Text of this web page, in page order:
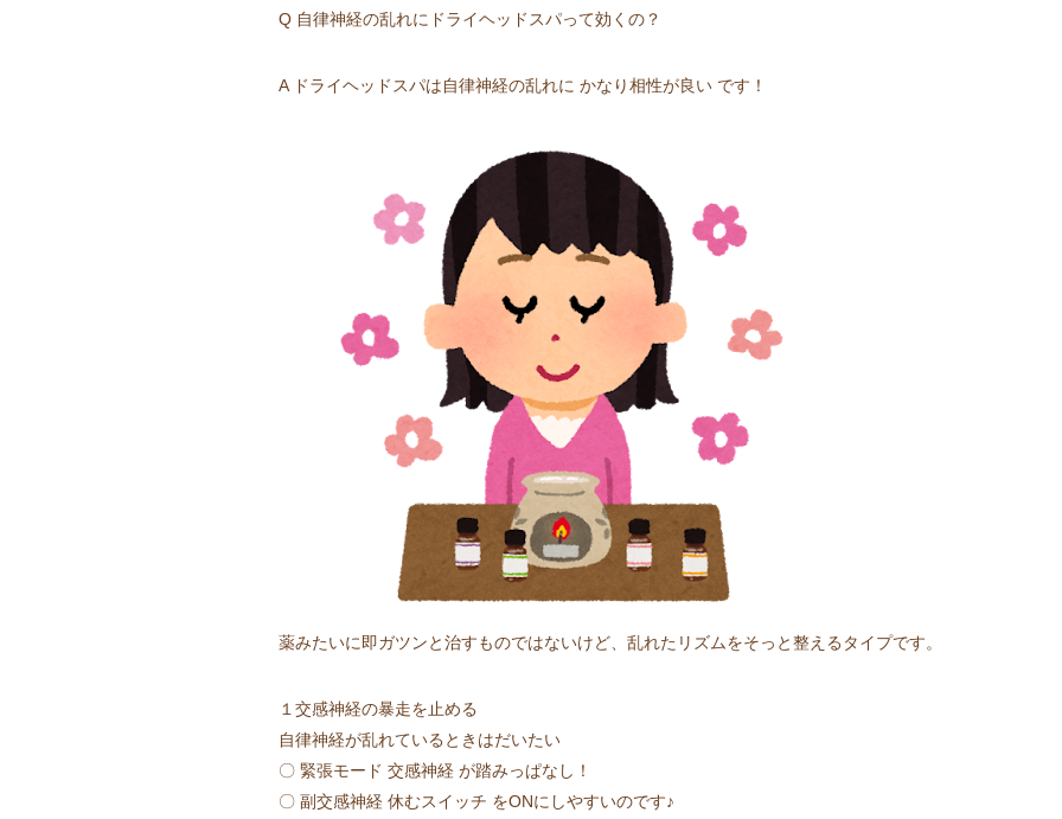
Q 自律神経の乱れにドライヘッドスパって効くの？
A ドライヘッドスパは自律神経の乱れに かなり相性が良い です！
薬みたいに即ガツンと治すものではないけど、乱れたリズムをそっと整えるタイプです。
１交感神経の暴走を止める
自律神経が乱れているときはだいたい
〇 緊張モード 交感神経 が踏みっぱなし！
〇 副交感神経 休むスイッチ をONにしやすいのです♪